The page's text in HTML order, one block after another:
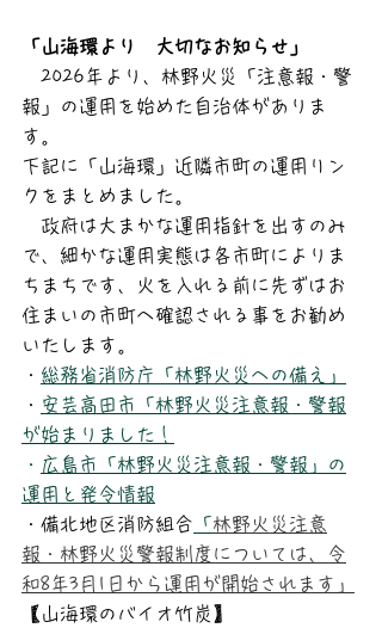
「山海環より　大切なお知らせ」
2026年より、林野火災「注意報・警
報」の運用を始めた自治体がありま
す。
下記に「山海環」近隣市町の運用リン
クをまとめました。
政府は大まかな運用指針を出すのみ
で、細かな運用実態は各市町によりま
ちまちです、火を入れる前に先ずはお
住まいの市町へ確認される事をお勧め
いたします。
・ 総務省消防庁「林野火災への備え」
・ 安芸高田市「林野火災注意報・警報
が始まりました！
・ 広島市「林野火災注意報・警報」の
運用と発令情報
・備北地区消防組合 「 林野火災注意
報・林野火災警報制度については、令
和8年3月1日から運用が開始されます」
【山海環のバイオ竹炭】